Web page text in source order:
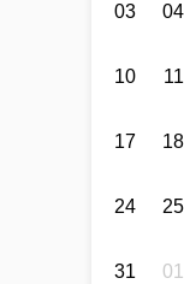
03 04
10 11
17 18
24 25
31 01